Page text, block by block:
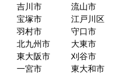
吉川市
流山市
宝塚市
江戸川区
羽村市
守口市
北九州市
大東市
東大阪市
刈谷市
一宮市
東大和市